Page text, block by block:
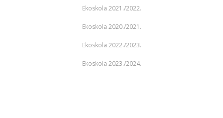
Ekoskola 2021./2022.
Ekoskola 2020./2021.
Ekoskola 2022./2023.
Ekoskola 2023./2024.